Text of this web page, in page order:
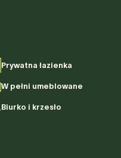
Prywatna łazienka
W pełni umeblowane
Biurko i krzesło